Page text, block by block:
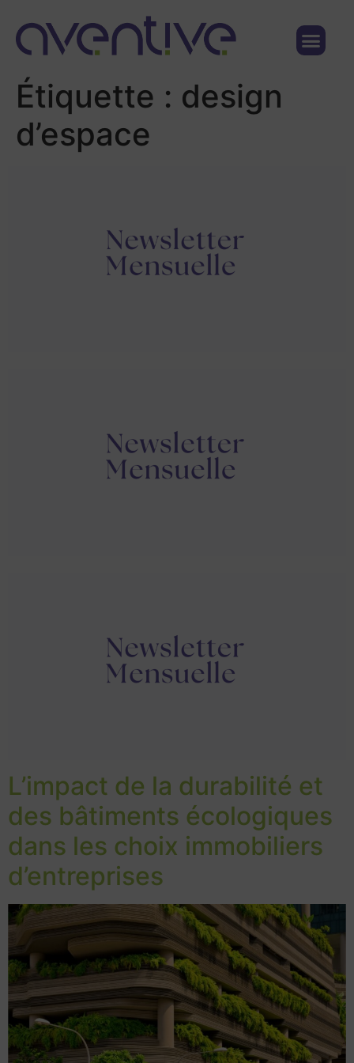
Étiquette : design
d’espace
L’impact de la durabilité et
des bâtiments écologiques
dans les choix immobiliers
d’entreprises